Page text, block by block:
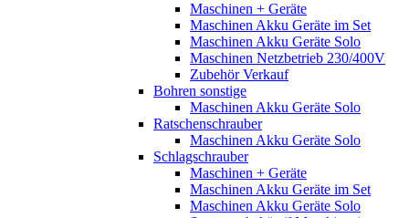
Maschinen + Geräte
Maschinen Akku Geräte im Set
Maschinen Akku Geräte Solo
Maschinen Netzbetrieb 230/400V
Zubehör Verkauf
Bohren sonstige
Maschinen Akku Geräte Solo
Ratschenschrauber
Maschinen Akku Geräte Solo
Schlagschrauber
Maschinen + Geräte
Maschinen Akku Geräte im Set
Maschinen Akku Geräte Solo